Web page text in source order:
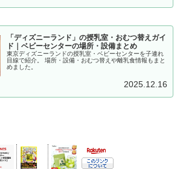
「ディズニーランド」の授乳室・おむつ替えガイ
ド｜ベビーセンターの場所・設備まとめ
東京ディズニーランドの授乳室・ベビーセンターを子連れ
目線で紹介。 場所・設備・おむつ替えや離乳食情報もまと
めました。
2025.12.16